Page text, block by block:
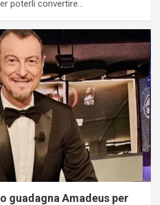
poterli convertire…
guadagna Amadeus per